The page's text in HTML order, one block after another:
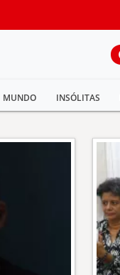
MUNDO INSÓLITAS